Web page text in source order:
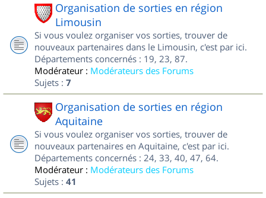
Organisation de sorties en région
Limousin
Si vous voulez organiser vos sorties, trouver de
nouveaux partenaires dans le Limousin, c'est par ici.
Départements concernés : 19, 23, 87.
Modérateur : Modérateurs des Forums
Sujets : 7
Organisation de sorties en région
Aquitaine
Si vous voulez organiser vos sorties, trouver de
nouveaux partenaires en Aquitaine, c'est par ici.
Départements concernés : 24, 33, 40, 47, 64.
Modérateur : Modérateurs des Forums
Sujets : 41